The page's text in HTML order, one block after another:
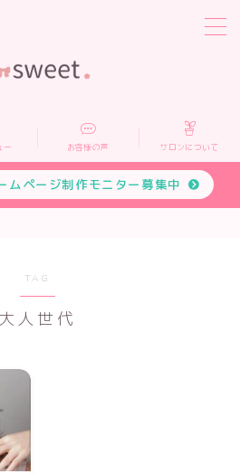
ー お客様の声 サロンについて
ムページ制作モニター募集中
TAG
大人世代